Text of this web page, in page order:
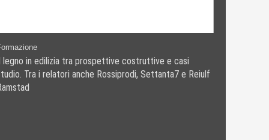
in edilizia tra prospettive costruttive e casi
Tra i relatori anche Rossiprodi, Settanta7 e Reiulf